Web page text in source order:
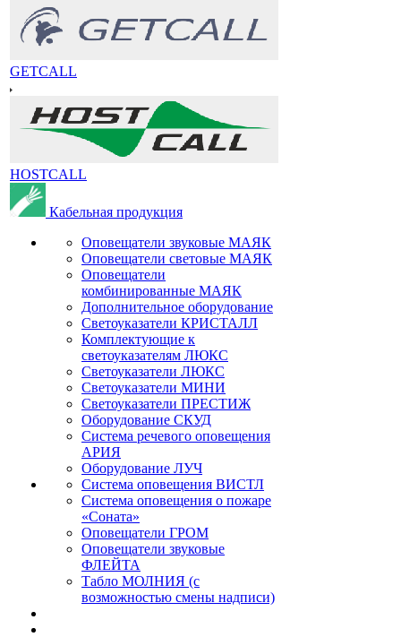
GETCALL
HOSTCALL
Кабельная продукция
Оповещатели звуковые МАЯК
Оповещатели световые МАЯК
Оповещатели
комбинированные МАЯК
Дополнительное оборудование
Светоуказатели КРИСТАЛЛ
Комплектующие к
светоуказателям ЛЮКС
Светоуказатели ЛЮКС
Светоуказатели МИНИ
Светоуказатели ПРЕСТИЖ
Оборудование СКУД
Система речевого оповещения
АРИЯ
Оборудование ЛУЧ
Система оповещения ВИСТЛ
Система оповещения о пожаре
«Соната»
Оповещатели ГРОМ
Оповещатели звуковые
ФЛЕЙТА
Табло МОЛНИЯ (с
возможностью смены надписи)